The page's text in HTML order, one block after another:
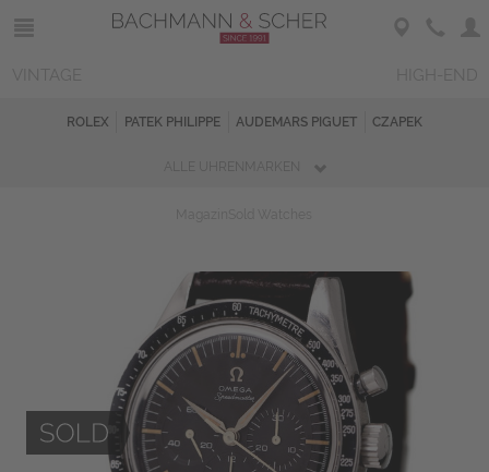
ROLEX PATEK PHILIPPE AUDEMARS PIGUET CZAPEK